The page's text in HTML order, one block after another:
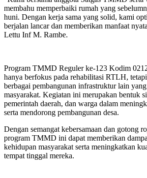
membahu memperbaiki rumah yang
huni. Dengan kerja sama yang solid, kami
berjalan lancar dan memberikan manfaat
Lettu Inf M. Rambe.
Program TMMD Reguler ke-123 Kodim
hanya berfokus pada rehabilitasi RTLH,
berbagai pembangunan infrastruktur lain
masyarakat. Kegiatan ini merupakan bentuk
pemerintah daerah, dan warga dalam
serta mendorong pembangunan desa.
Dengan semangat kebersamaan dan gotong
program TMMD ini dapat memberikan
kehidupan masyarakat serta meningkatkan
tempat tinggal mereka.